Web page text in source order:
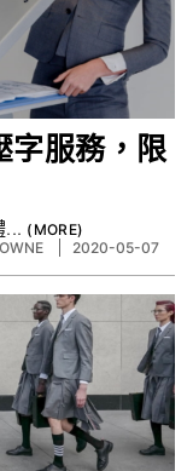
服務，限
...
2020-05-07